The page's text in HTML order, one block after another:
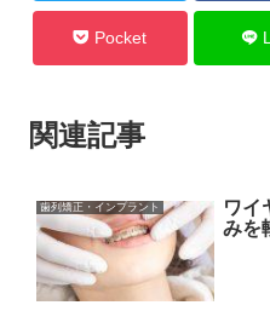
Pocket
関連記事
歯列矯正・インプラント
ワイ
みを